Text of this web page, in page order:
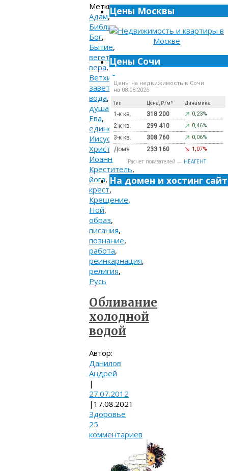
Метки:
Адам,
Библия,
Бог,
Бытие,
вегетарианство,
вера,
Ветхий
завет
вода,
душа
Ева,
единство,
Иисус
Христос,
Иоанн
Креститель,
йога,
крест,
Крещение,
Ной,
образ,
писания,
познание,
работа,
реинкарнация,
религия,
Русь
Обливание
холодной
водой
Автор:
Данилов
Андрей
|
27.07.2012
| 17.08.2021
Здоровье
25
комментариев
Цены Москвы
Цены Сочи
Цены на недвижимость в Сочи
на 08.08.2026
Тип Цена, ₽/м² Динамика
1-к кв. 318 200 0,23%
2-к кв. 299 410 0,46%
3-к кв. 308 760 0,06%
Дома 233 160 1,07%
Расчет показателей — НЕАГЕНТ
На домен и хостинг